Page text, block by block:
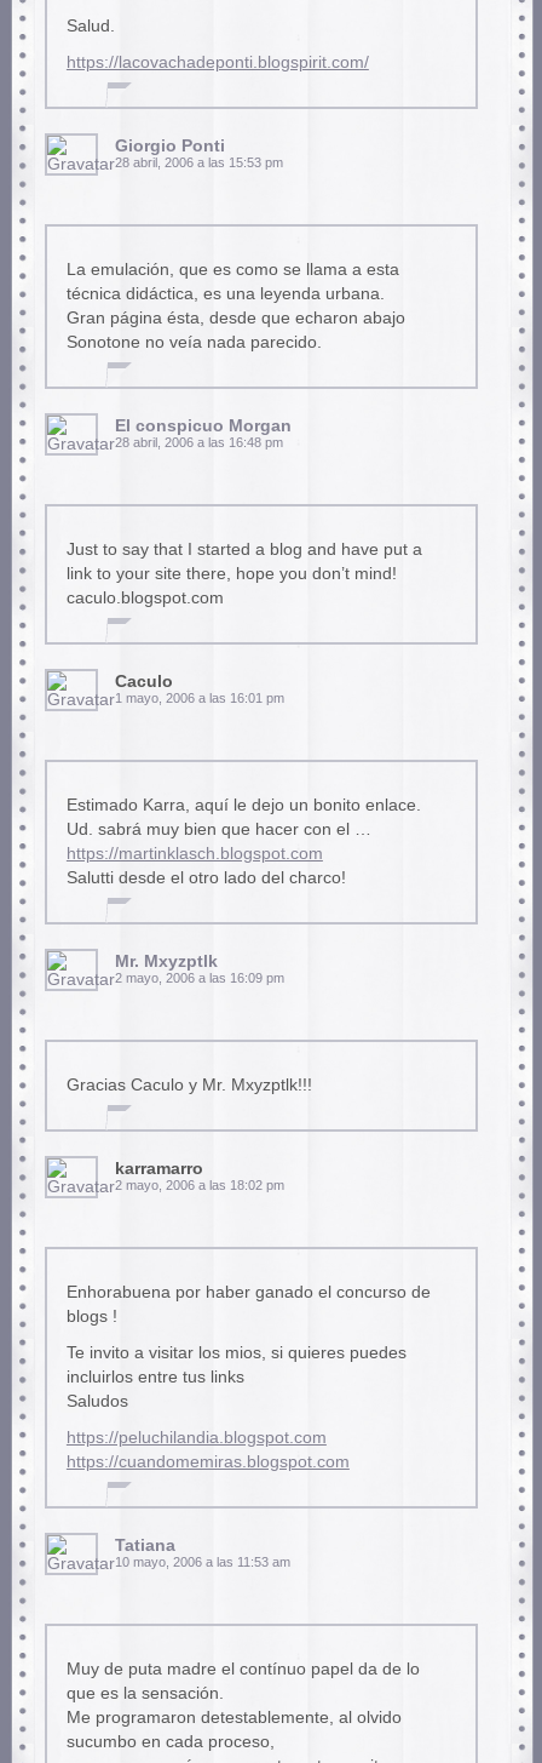
Salud.
https://lacovachadeponti.blogspirit.com/
Giorgio Ponti
28 abril, 2006 a las 15:53 pm
La emulación, que es como se llama a esta
técnica didáctica, es una leyenda urbana.
Gran página ésta, desde que echaron abajo
Sonotone no veía nada parecido.
El conspicuo Morgan
28 abril, 2006 a las 16:48 pm
Just to say that I started a blog and have put a
link to your site there, hope you don’t mind!
caculo.blogspot.com
Caculo
1 mayo, 2006 a las 16:01 pm
Estimado Karra, aquí le dejo un bonito enlace.
Ud. sabrá muy bien que hacer con el …
https://martinklasch.blogspot.com
Salutti desde el otro lado del charco!
Mr. Mxyzptlk
2 mayo, 2006 a las 16:09 pm
Gracias Caculo y Mr. Mxyzptlk!!!
karramarro
2 mayo, 2006 a las 18:02 pm
Enhorabuena por haber ganado el concurso de
blogs !
Te invito a visitar los mios, si quieres puedes
incluirlos entre tus links
Saludos
https://peluchilandia.blogspot.com
https://cuandomemiras.blogspot.com
Tatiana
10 mayo, 2006 a las 11:53 am
Muy de puta madre el contínuo papel da de lo
que es la sensación.
Me programaron detestablemente, al olvido
sucumbo en cada proceso,